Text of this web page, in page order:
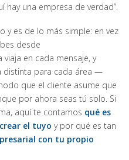
hay una empresa de verdad”.
y es de lo más simple: en vez
desde
viaja en cada mensaje, y
distinta para cada área —
que el cliente asume que
por ahora seas tú solo. Si
aquí te contamos qué es
el tuyo y por qué es tan
con tu propio